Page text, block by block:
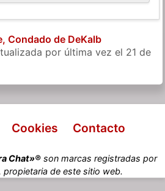
Condado de DeKalb
por última vez el 21 de
Cookies Contacto
Chat»®son marcas registradas por
propietaria de este sitio web.